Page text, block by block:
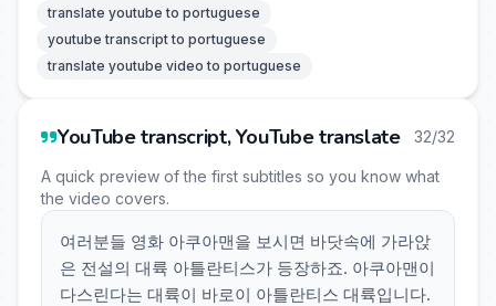
translate youtube to portuguese
youtube transcript to portuguese
translate youtube video to portuguese
YouTube transcript, YouTube translate 32/32
A quick preview of the first subtitles so you know what
the video covers.
여러분들 영화 아쿠아맨을 보시면 바닷속에 가라앉
은 전설의 대륙 아틀란티스가 등장하죠. 아쿠아맨이
다스린다는 대륙이 바로이 아틀란티스 대륙입니다.